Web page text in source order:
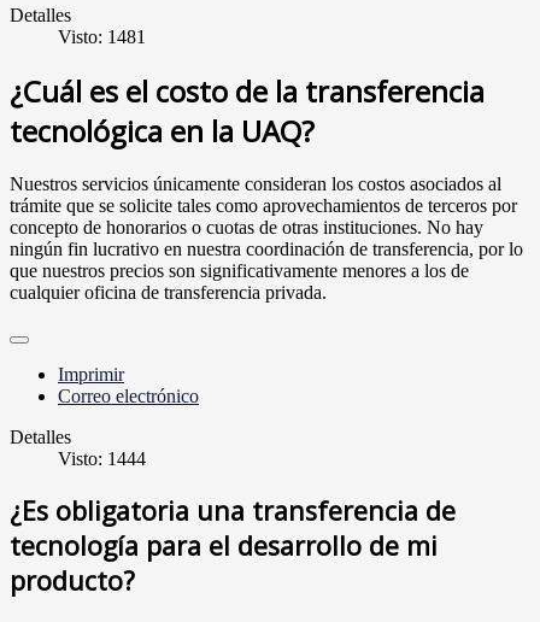
Detalles
Visto: 1481
¿Cuál es el costo de la transferencia
tecnológica en la UAQ?
Nuestros servicios únicamente consideran los costos asociados al
trámite que se solicite tales como aprovechamientos de terceros por
concepto de honorarios o cuotas de otras instituciones. No hay
ningún fin lucrativo en nuestra coordinación de transferencia, por lo
que nuestros precios son significativamente menores a los de
cualquier oficina de transferencia privada.
Imprimir
Correo electrónico
Detalles
Visto: 1444
¿Es obligatoria una transferencia de
tecnología para el desarrollo de mi
producto?